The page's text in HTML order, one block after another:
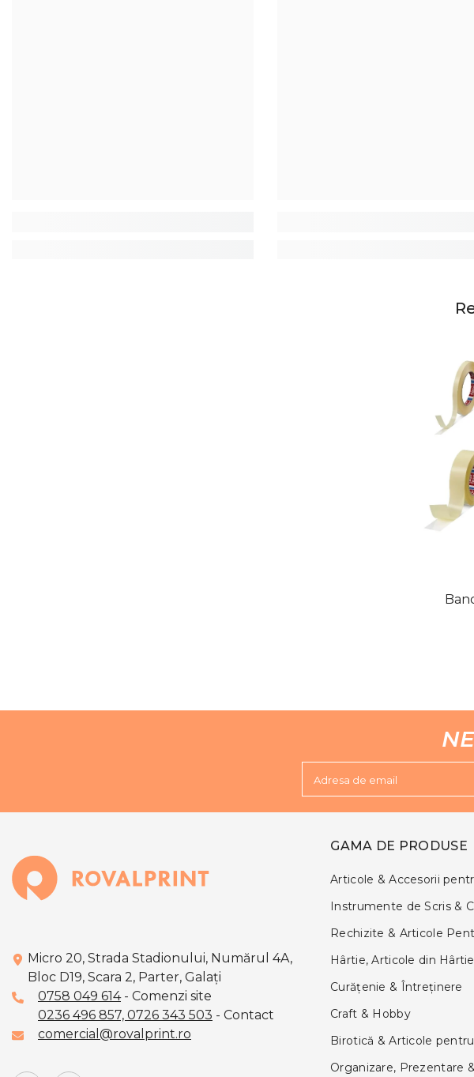
Adresa de email
Micro 20, Strada Stadionului, Numărul 4A,
Bloc D19, Scara 2, Parter, Galaţi
0758 049 614- Comenzi site
0236 496 857, 0726 343 503 - Contact
comercial@rovalprint.ro
GAMA DE PRODUSE
Articole & Accesorii
Instrumente de Scris &
Rechizite & Articole
Hârtie, Articole din
Curățenie & Întreținere
Craft & Hobby
Birotică & Articole
Organizare, Prezentare